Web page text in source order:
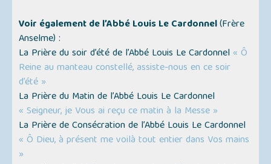
Voir également de l’Abbé Louis Le Cardonnel(Frère
Anselme) :
La Prière du soir d’été de l’Abbé Louis Le Cardonnel « Ô
Reine au manteau constellé, assiste-nous en ce soir
d’été »
La Prière du Matin de l’Abbé Louis Le Cardonnel
« Seigneur, je Vous ai reçu ce matin à la Messe »
La Prière de Consécration de l’Abbé Louis Le Cardonnel
« Ô Dieu, à présent me voilà tout entier dans Vos mains
»